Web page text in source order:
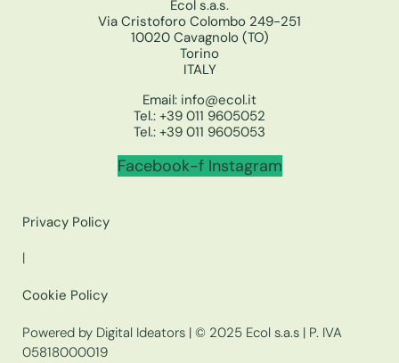
Ecol s.a.s.
Via Cristoforo Colombo 249-251
10020 Cavagnolo (TO)
Torino
ITALY
Email: info@ecol.it
Tel.: +39 011 9605052
Tel.: +39 011 9605053
Facebook-f Instagram
Privacy Policy
|
Cookie Policy
Powered by Digital Ideators | © 2025 Ecol s.a.s | P. IVA
05818000019